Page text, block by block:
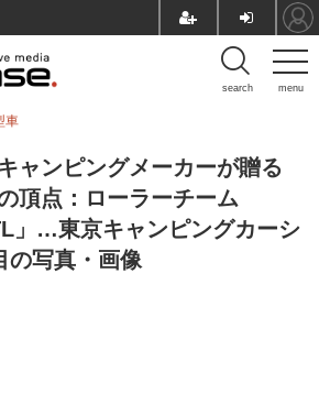
menu
search
ャンピングメーカーが贈る
頂点：ローラーチーム
」…東京キャンピングカーシ
の写真・画像
車